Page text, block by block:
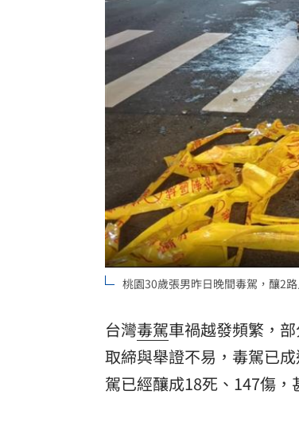
LIVE三立+24小時直播 15:27
三立iNEWS新聞台線上直播
商場戰國來臨 台中「頂奢大
台彩父親節推新刮刮樂千萬頭
「拍片人的多重宇宙」職涯論
8國球員齊聚高雄 Formosa
理想混蛋號召粉絲跨海追星吃
桃園30歲張男昨日晚間毒駕，釀2路
台灣毒駕車禍越發頻繁，
取締與舉證不易，毒駕已
駕已經釀成18死、147傷